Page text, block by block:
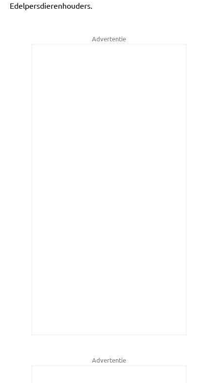
Edelpersdierenhouders.
Advertentie
Advertentie